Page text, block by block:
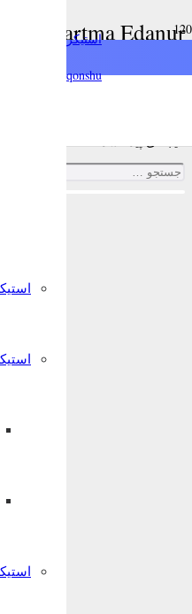
استیکرساز
qonshu@
Çıkartma Edanur
جستجو
برای: